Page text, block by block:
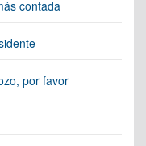
contada
por favor